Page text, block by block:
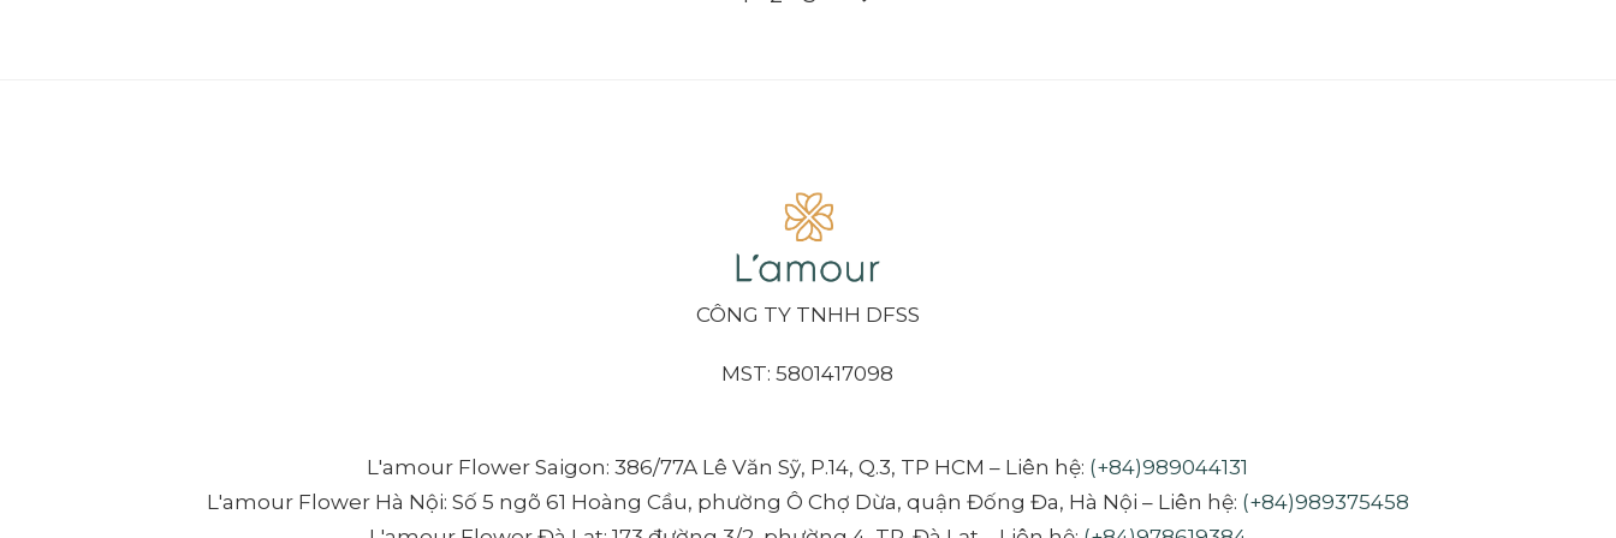
CÔNG TY TNHH DFSS
MST: 5801417098
L'amour Flower Saigon: 386/77A Lê Văn Sỹ, P.14, Q.3, TP HCM – Liên hệ: (+84)989044131
L'amour Flower Hà Nội: Số 5 ngõ 61 Hoàng Cầu, phường Ô Chợ Dừa, quận Đống Đa, Hà Nội – Liên hệ: (+84)989375458